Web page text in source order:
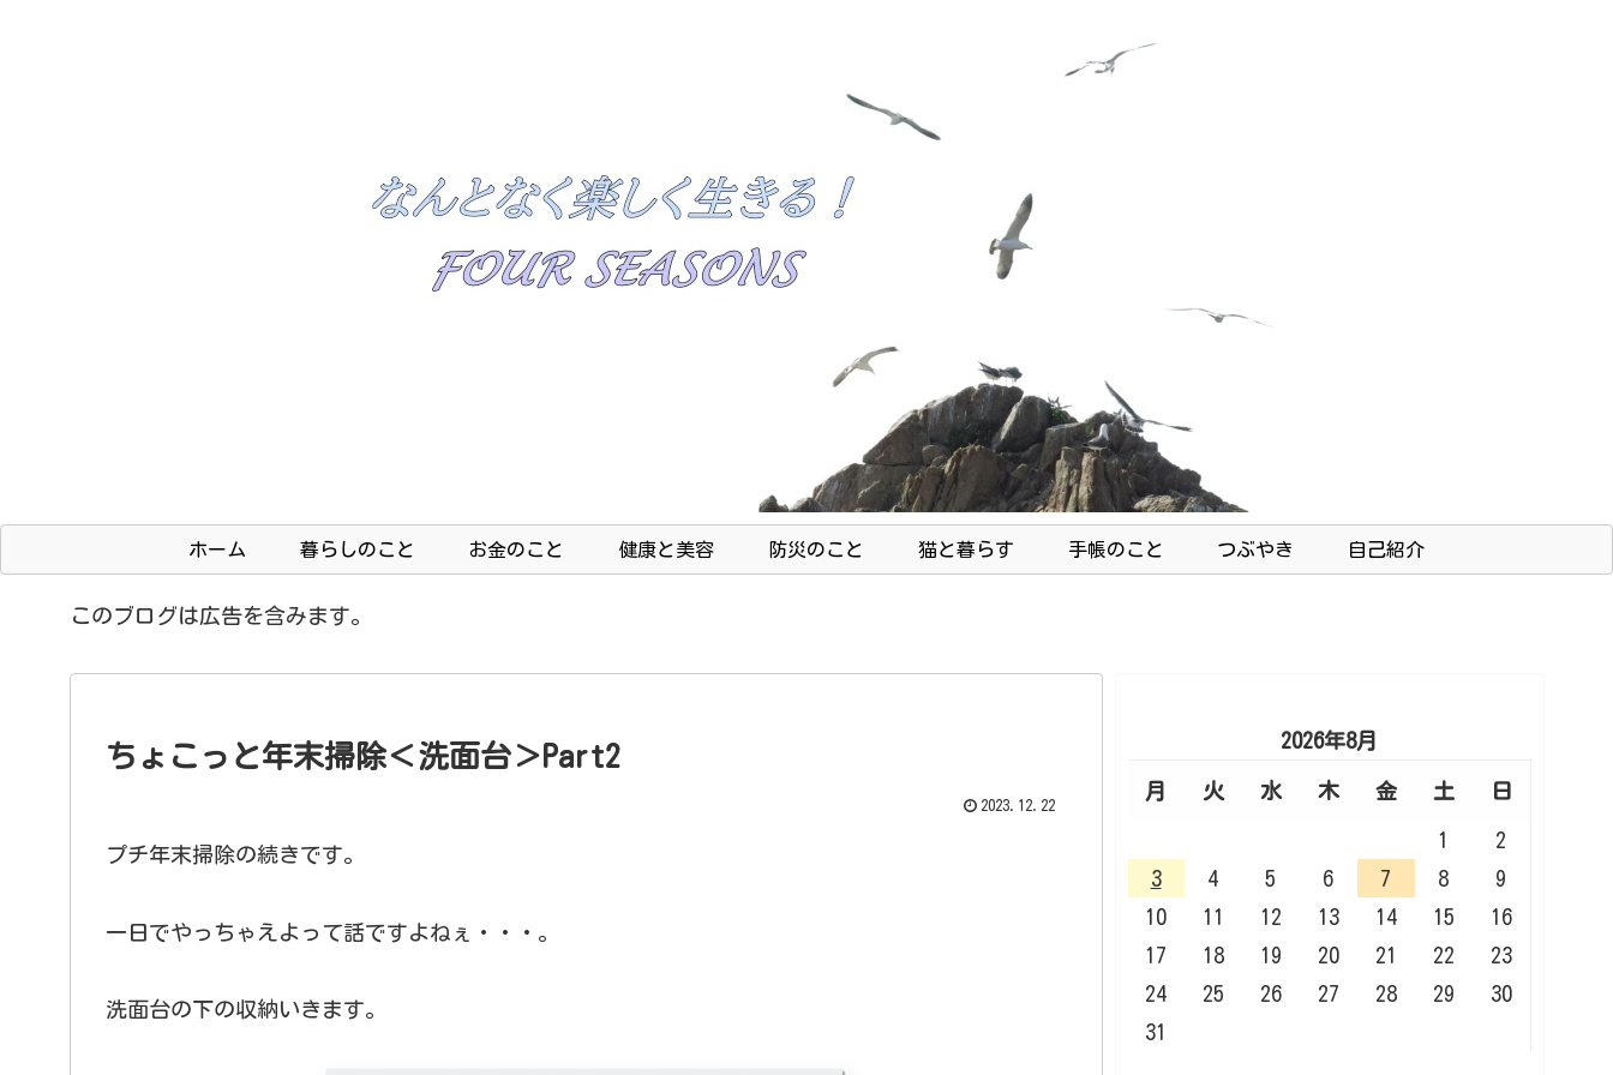
ホーム 暮らしのこと お金のこと 健康と美容 防災のこと 猫と暮らす 手帳のこと つぶやき 自己紹介
このブログは広告を含みます。
ちょこっと年末掃除＜洗面台＞Part2
2023.12.22
プチ年末掃除の続きです。
一日でやっちゃえよって話ですよねぇ・・・。
洗面台の下の収納いきます。
2026年8月
月 火 水 木 金 土 日
1
2
3
4 5 6 7 8
9
10
11 12 13 14 15
16
17
18 19 20 21 22
23
24
25 26 27 28 29
30
31